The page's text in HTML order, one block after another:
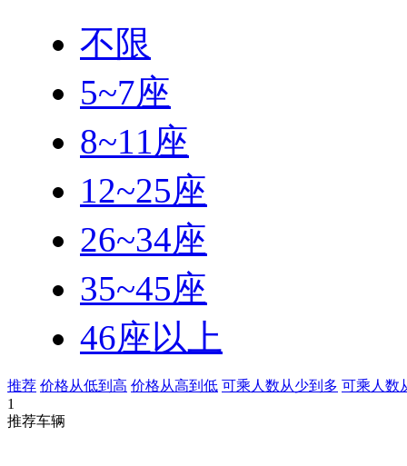
不限
5~7座
8~11座
12~25座
26~34座
35~45座
46座以上
推荐 价格从低到高 价格从高到低 可乘人数从少到多 可乘人数
1
推荐车辆